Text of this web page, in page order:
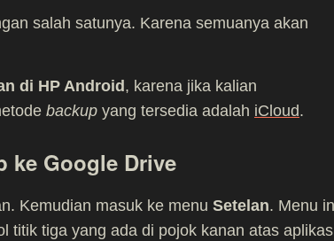
salah satunya. Karena semuanya akan
di HP Android, karena jika kalian
backup yang tersedia adalah iCloud.
ke Google Drive
Kemudian masuk ke menu Setelan. Menu
titik tiga yang ada di pojok kanan atas